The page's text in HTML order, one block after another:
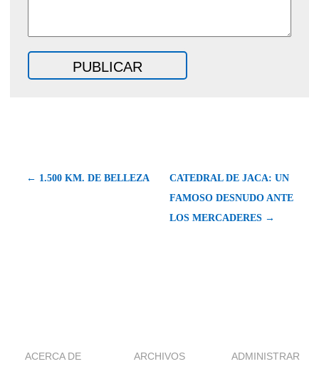
← 1.500 KM. DE BELLEZA
CATEDRAL DE JACA: UN
FAMOSO DESNUDO ANTE
LOS MERCADERES →
ACERCA DE ARCHIVOS ADMINISTRAR